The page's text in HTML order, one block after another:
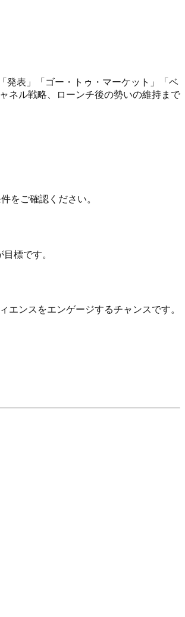
発表」「ゴー・トゥ・マーケット」「ベ
ネル戦略、ローンチ後の勢いの維持まで
をご確認ください。
標です。
ンスをエンゲージするチャンスです。